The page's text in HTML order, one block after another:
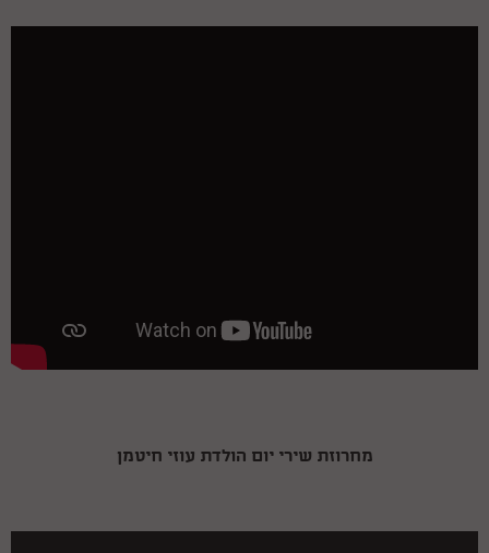
מחרוזת שירי יום הולדת עוזי חיטמן